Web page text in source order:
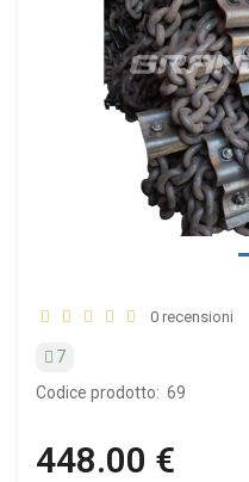
0 recensioni
7
Codice prodotto: 69
448.00 €